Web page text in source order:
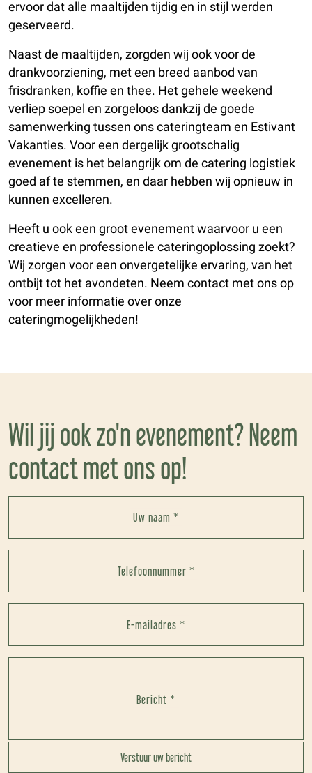
ervoor dat alle maaltijden tijdig en in stijl werden
geserveerd.
Naast de maaltijden, zorgden wij ook voor de
drankvoorziening, met een breed aanbod van
frisdranken, koffie en thee. Het gehele weekend
verliep soepel en zorgeloos dankzij de goede
samenwerking tussen ons cateringteam en Estivant
Vakanties. Voor een dergelijk grootschalig
evenement is het belangrijk om de catering logistiek
goed af te stemmen, en daar hebben wij opnieuw in
kunnen excelleren.
Heeft u ook een groot evenement waarvoor u een
creatieve en professionele cateringoplossing zoekt?
Wij zorgen voor een onvergetelijke ervaring, van het
ontbijt tot het avondeten. Neem contact met ons op
voor meer informatie over onze
cateringmogelijkheden!
Wil jij ook zo'n evenement? Neem
contact met ons op!
Uw naam *
Telefoonnummer *
E-mailadres *
Bericht *
Verstuur uw bericht